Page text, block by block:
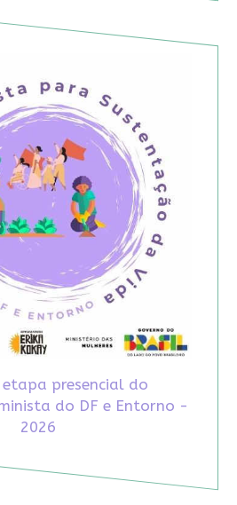
etapa presencial do
do DF e Entorno -
2026